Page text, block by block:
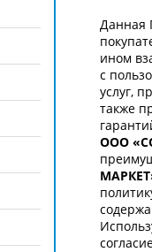
Данная
ином
с
услуг,
также
ООО